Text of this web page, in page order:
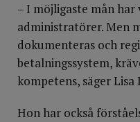
– I möjligaste mån
administratörer. Men
dokumenteras och
betalningssystem,
kompetens, säger Lisa
Hon har också